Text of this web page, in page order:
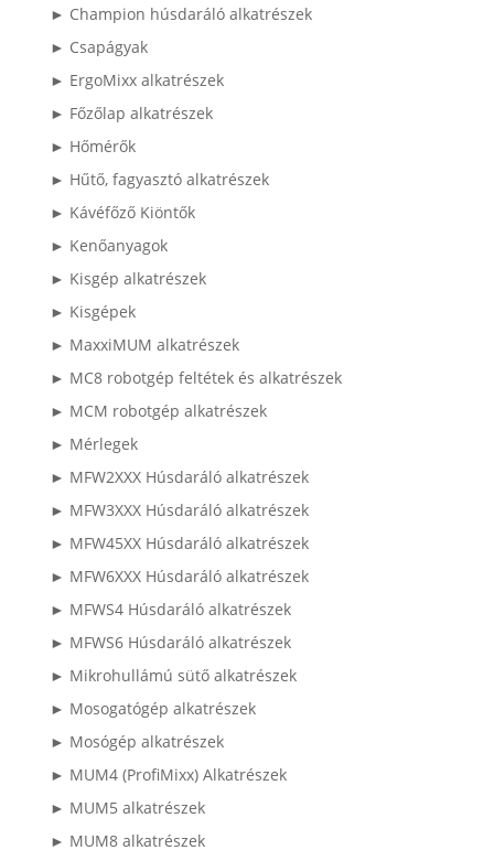
► Champion húsdaráló alkatrészek
► Csapágyak
► ErgoMixx alkatrészek
► Főzőlap alkatrészek
► Hőmérők
► Hűtő, fagyasztó alkatrészek
► Kávéfőző Kiöntők
► Kenőanyagok
► Kisgép alkatrészek
► Kisgépek
► MaxxiMUM alkatrészek
► MC8 robotgép feltétek és alkatrészek
► MCM robotgép alkatrészek
► Mérlegek
► MFW2XXX Húsdaráló alkatrészek
► MFW3XXX Húsdaráló alkatrészek
► MFW45XX Húsdaráló alkatrészek
► MFW6XXX Húsdaráló alkatrészek
► MFWS4 Húsdaráló alkatrészek
► MFWS6 Húsdaráló alkatrészek
► Mikrohullámú sütő alkatrészek
► Mosogatógép alkatrészek
► Mosógép alkatrészek
► MUM4 (ProfiMixx) Alkatrészek
► MUM5 alkatrészek
► MUM8 alkatrészek